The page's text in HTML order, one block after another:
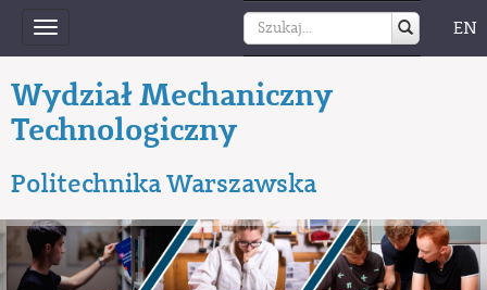
Toggle
navigation
EN
Wydział Mechaniczny
Technologiczny
Politechnika Warszawska